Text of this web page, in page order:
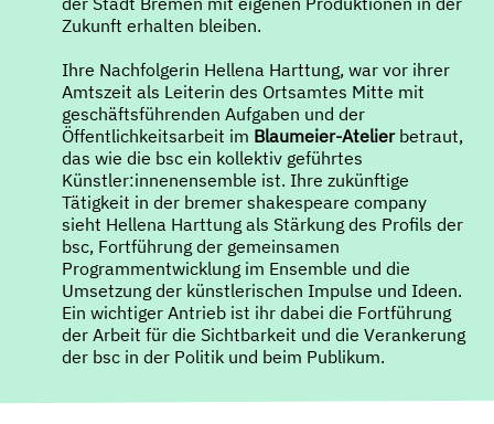
Zukunft erhalten bleiben.
Ihre Nachfolgerin Hellena Harttung, war vor ihrer
Amtszeit als Leiterin des Ortsamtes Mitte mit
geschäftsführenden Aufgaben und der
Öffentlichkeitsarbeit im Blaumeier-Atelierbetraut,
das wie die bsc ein kollektiv geführtes
Künstler:innenensemble ist. Ihre zukünftige
Tätigkeit in der bremer shakespeare company
sieht Hellena Harttung als Stärkung des Profils der
bsc, Fortführung der gemeinsamen
Programmentwicklung im Ensemble und die
Umsetzung der künstlerischen Impulse und Ideen.
Ein wichtiger Antrieb ist ihr dabei die Fortführung
der Arbeit für die Sichtbarkeit und die Verankerung
der bsc in der Politik und beim Publikum.